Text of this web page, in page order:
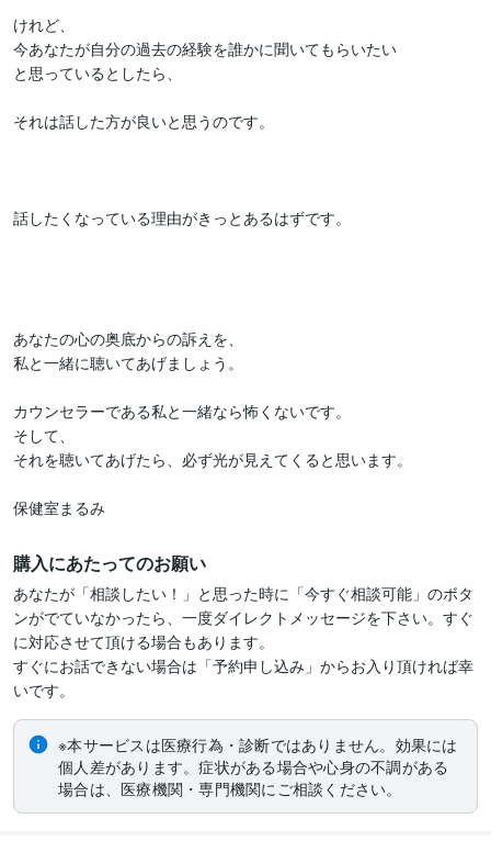
けれど、
今あなたが自分の過去の経験を誰かに聞いてもらいたい
と思っているとしたら、
それは話した方が良いと思うのです。
話したくなっている理由がきっとあるはずです。
あなたの心の奥底からの訴えを、
私と一緒に聴いてあげましょう。
カウンセラーである私と一緒なら怖くないです。
そして、
それを聴いてあげたら、必ず光が見えてくると思います。
保健室まるみ
購入にあたってのお願い
あなたが「相談したい！」と思った時に「今すぐ相談可能」のボタ
ンがでていなかったら、一度ダイレクトメッセージを下さい。すぐ
に対応させて頂ける場合もあります。
すぐにお話できない場合は「予約申し込み」からお入り頂ければ幸
いです。
※本サービスは医療行為・診断ではありません。効果には
個人差があります。症状がある場合や心身の不調がある
場合は、医療機関・専門機関にご相談ください。